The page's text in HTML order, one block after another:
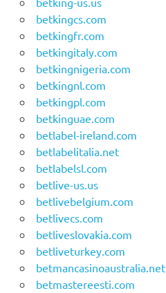
betkingcs.com
betkingfr.com
betkingitaly.com
betkingnigeria.com
betkingnl.com
betkingpl.com
betkinguae.com
betlabel-ireland.com
betlabelitalia.net
betlabelsl.com
betlive-us.us
betlivebelgium.com
betlivecs.com
betliveslovakia.com
betliveturkey.com
betmancasinoaustralia.net
betmastereesti.com